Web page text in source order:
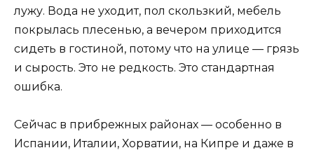
лужу. Вода не уходит, пол скользкий, мебель
покрылась плесенью, а вечером приходится
сидеть в гостиной, потому что на улице — грязь
и сырость. Это не редкость. Это стандартная
ошибка.
Сейчас в прибрежных районах — особенно в
Испании, Италии, Хорватии, на Кипре и даже в